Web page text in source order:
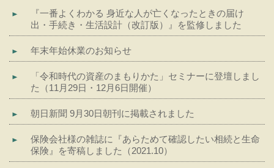
『一番よくわかる 身近な人が亡くなったときの届け
出・手続き・生活設計（改訂版）』を監修しました
年末年始休業のお知らせ
「令和時代の資産のまもりかた」セミナーに登壇しまし
た（11月29日・12月6日開催）
朝日新聞 9月30日朝刊に掲載されました
保険会社様の雑誌に『あらためて確認したい相続と生命
保険』を寄稿しました（2021.10）